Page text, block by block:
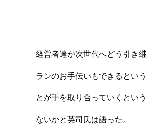
経営者達が次世代へどう引き
ランのお手伝いもできるとい
とが手を取り合っていくとい
ないかと英司氏は語った。